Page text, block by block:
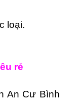
loại.
rẻ
An Cư Bình